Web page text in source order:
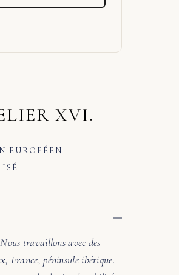
XVI.
EUROPÉEN
travaillons avec des
France, péninsule ibérique.